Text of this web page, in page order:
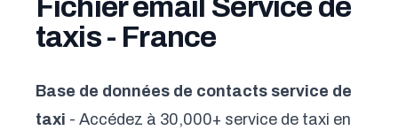
Fichier email Service de
taxis - France
Base de données de contacts service de
taxi - Accédez à 30,000+ service de taxi en